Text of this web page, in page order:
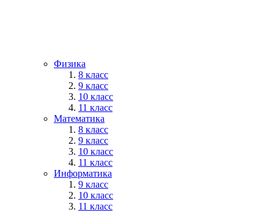
Физика
8 класс
9 класс
10 класс
11 класс
Математика
8 класс
9 класс
10 класс
11 класс
Информатика
9 класс
10 класс
11 класс